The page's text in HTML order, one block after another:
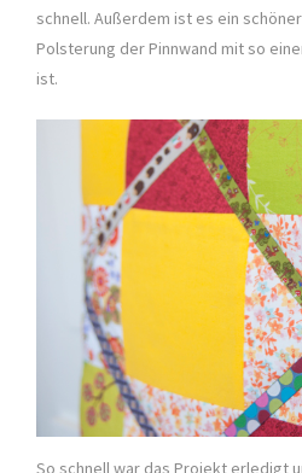
schnell. Außerdem ist es ein
Polsterung der Pinnwand mit so
ist.